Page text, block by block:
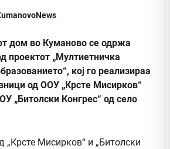
дом во Куманово се одржа
проектот „Мултиетничка
кој го реализираа
од ООУ „Крсте Мисирков“
„Битолски Конгрес“ од село